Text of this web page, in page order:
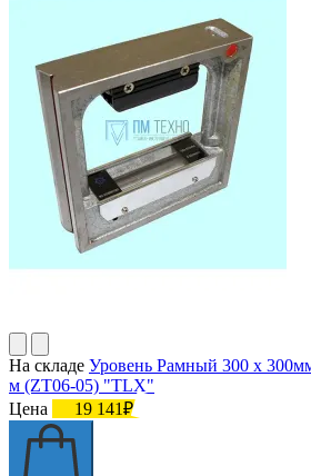
На складе Уровень Рамный 300 х
м (ZT06-05) "TLX"
Цена
19 141₽